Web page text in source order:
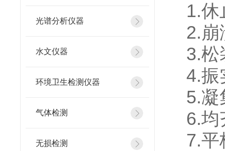
光谱分析仪器
水文仪器
环境卫生检测仪器
气体检测
无损检测
1.
2.
3.
4.
5.
6.
7.